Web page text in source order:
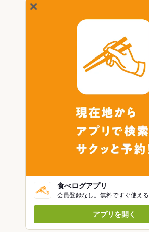
食べログアプリ
会員登録なし。無料ですぐ使える
アプリを開く